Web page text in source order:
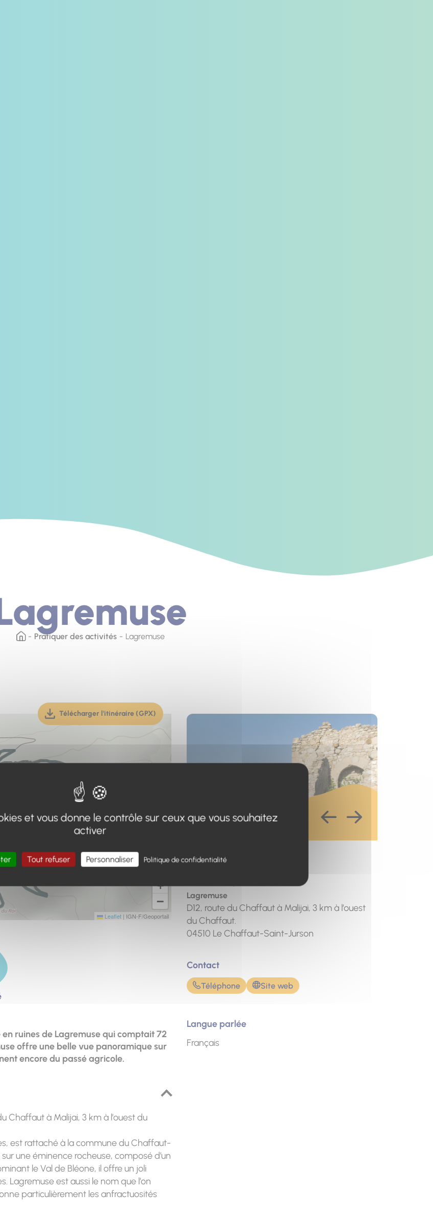
Pratiquer des activités Lagremuse
+
−
Leaflet | IGN-F/Geoportail
Télécharger l'itinéraire (GPX)
(téléchargement, ouverture dans un nouvel onglet)
ruines de Lagremuse qui comptait 72
offre une belle vue panoramique sur
encore du passé agricole.
Chaffaut à Malijai, 3 km à l’ouest du
est rattaché à la commune du Chaffaut-
une éminence rocheuse, composé d’un
le Val de Bléone, il offre un joli
Lagremuse est aussi le nom que l’on
particulièrement les anfractuosités
Adresse
Lagremuse
D12, route du Chaffaut à Malijai, 3 km à l’ouest
du Chaffaut.
04510 Le Chaffaut-Saint-Jurson
Contact
Téléphone Site web
Langue parlée
Français
et vous donne le contrôle sur ceux que vous souhaitez
activer
Tout refuser Personnaliser Politique de confidentialité